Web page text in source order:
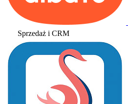
Sprzedaż i CRM